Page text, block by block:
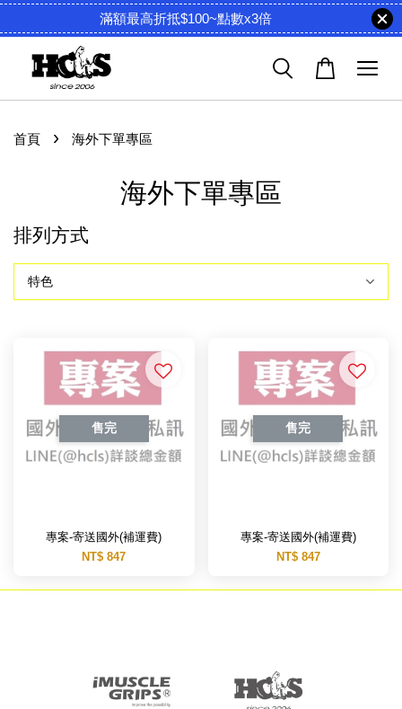
滿額最高折抵$100~點數x3倍
首頁 › 海外下單專區
海外下單專區
排列方式
售完
專案-寄送國外(補運費)
NT$ 847
售完
專案-寄送國外(補運費)
NT$ 847